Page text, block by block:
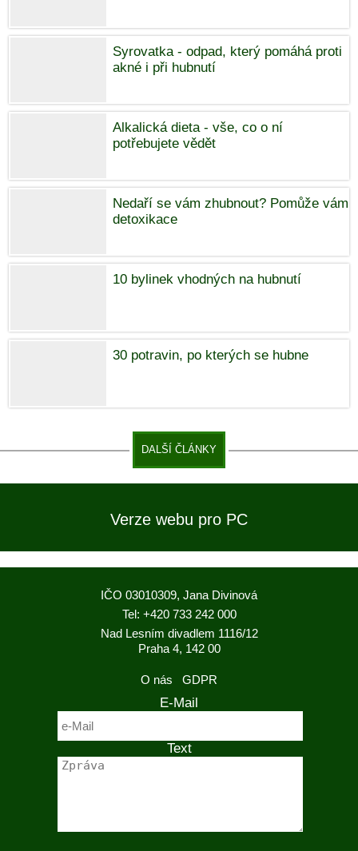
Syrovatka - odpad, který pomáhá proti
akné i při hubnutí
Alkalická dieta - vše, co o ní
potřebujete vědět
Nedaří se vám zhubnout? Pomůže vám
detoxikace
10 bylinek vhodných na hubnutí
30 potravin, po kterých se hubne
DALŠÍ ČLÁNKY
Verze webu pro PC
IČO 03010309, Jana Divinová
Tel: +420 733 242 000
Nad Lesním divadlem 1116/12
Praha 4, 142 00
O nás GDPR
E-Mail
Text